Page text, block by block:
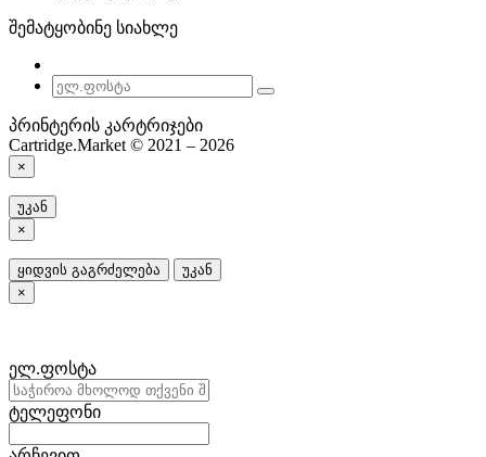
შემატყობინე სიახლე
პრინტერის კარტრიჯები
Cartridge.Market © 2021 – 2026
×
უკან
×
ყიდვის გაგრძელება
უკან
×
ელ.ფოსტა
ტელეფონი